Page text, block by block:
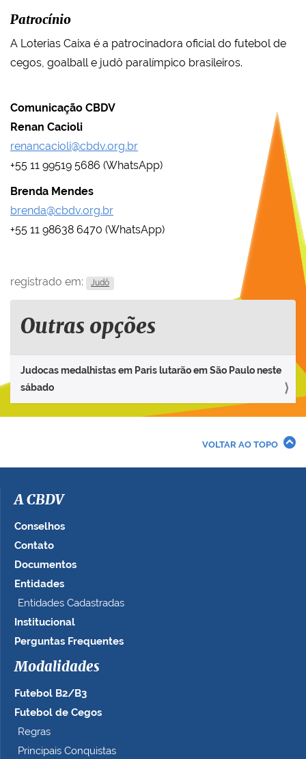
Patrocínio
A Loterias Caixa é a patrocinadora oficial do futebol de
cegos, goalball e judô paralímpico brasileiros.
Comunicação CBDV
Renan Cacioli
renancacioli@cbdv.org.br
+55 11 99519 5686 (WhatsApp)
Brenda Mendes
brenda@cbdv.org.br
+55 11 98638 6470 (WhatsApp)
registrado em: Judô
Outras opções
Judocas medalhistas em Paris lutarão em São Paulo neste
sábado
VOLTAR AO TOPO
A CBDV
Conselhos
Contato
Documentos
Entidades
Entidades Cadastradas
Institucional
Perguntas Frequentes
Modalidades
Futebol B2/B3
Futebol de Cegos
Regras
Principais Conquistas